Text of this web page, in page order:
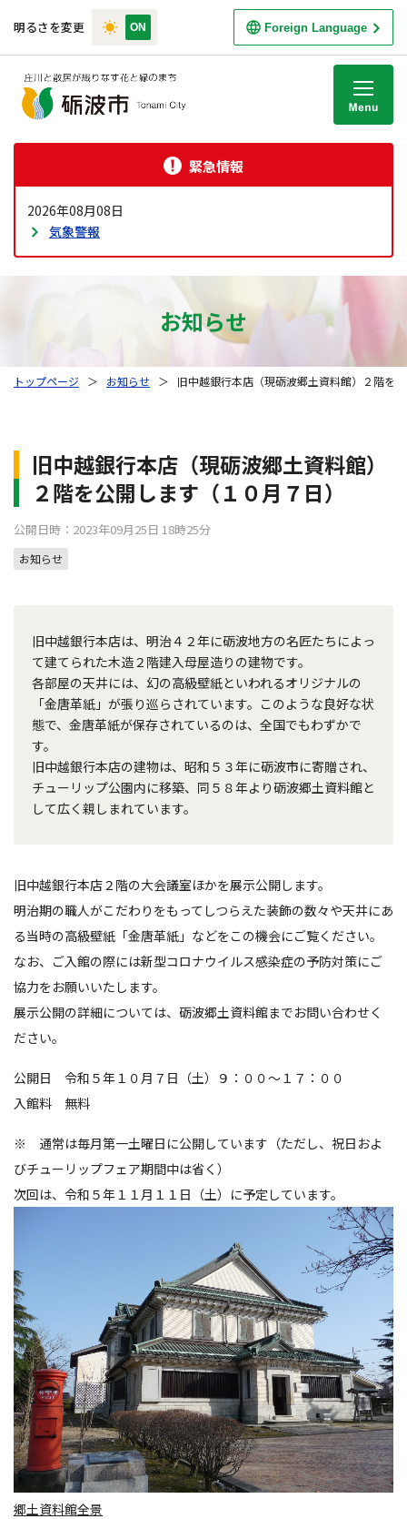
明るさを変更 Foreign Language
緊急情報
2026年08月08日
気象警報
お知らせ
トップページ ＞ お知らせ ＞ 旧中越銀行本店（現砺波郷土資料館）２階を
旧中越銀行本店（現砺波郷土資料館）
２階を公開します（１０月７日）
公開日時：2023年09月25日 18時25分
お知らせ
旧中越銀行本店は、明治４２年に砺波地方の名匠たちによっ
て建てられた木造２階建入母屋造りの建物です。
各部屋の天井には、幻の高級壁紙といわれるオリジナルの
「金唐革紙」が張り巡らされています。このような良好な状
態で、金唐革紙が保存されているのは、全国でもわずかで
す。
旧中越銀行本店の建物は、昭和５３年に砺波市に寄贈され、
チューリップ公園内に移築、同５８年より砺波郷土資料館と
して広く親しまれています。
旧中越銀行本店２階の大会議室ほかを展示公開します。
明治期の職人がこだわりをもってしつらえた装飾の数々や天井にあ
る当時の高級壁紙「金唐革紙」などをこの機会にご覧ください。
なお、ご入館の際には新型コロナウイルス感染症の予防対策にご
協力をお願いいたします。
展示公開の詳細については、砺波郷土資料館までお問い合わせく
ださい。
公開日 令和５年１０月７日（土）９：００～１７：００
入館料 無料
※ 通常は毎月第一土曜日に公開しています（ただし、祝日およ
びチューリップフェア期間中は省く）
次回は、令和５年１１月１１日（土）に予定しています。
郷土資料館全景